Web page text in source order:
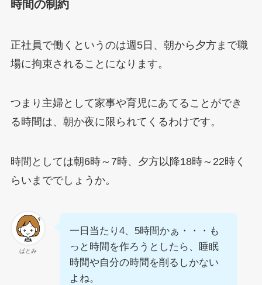
時間の制約
正社員で働くというのは週5日、朝から夕方まで職
場に拘束されることになります。
つまり主婦として家事や育児にあてることができ
る時間は、朝か夜に限られてくるわけです。
時間としては朝6時～7時、夕方以降18時～22時く
らいまででしょうか。
ぱとみ
一日当たり4、5時間かぁ・・・も
っと時間を作ろうとしたら、睡眠
時間や自分の時間を削るしかない
よね。